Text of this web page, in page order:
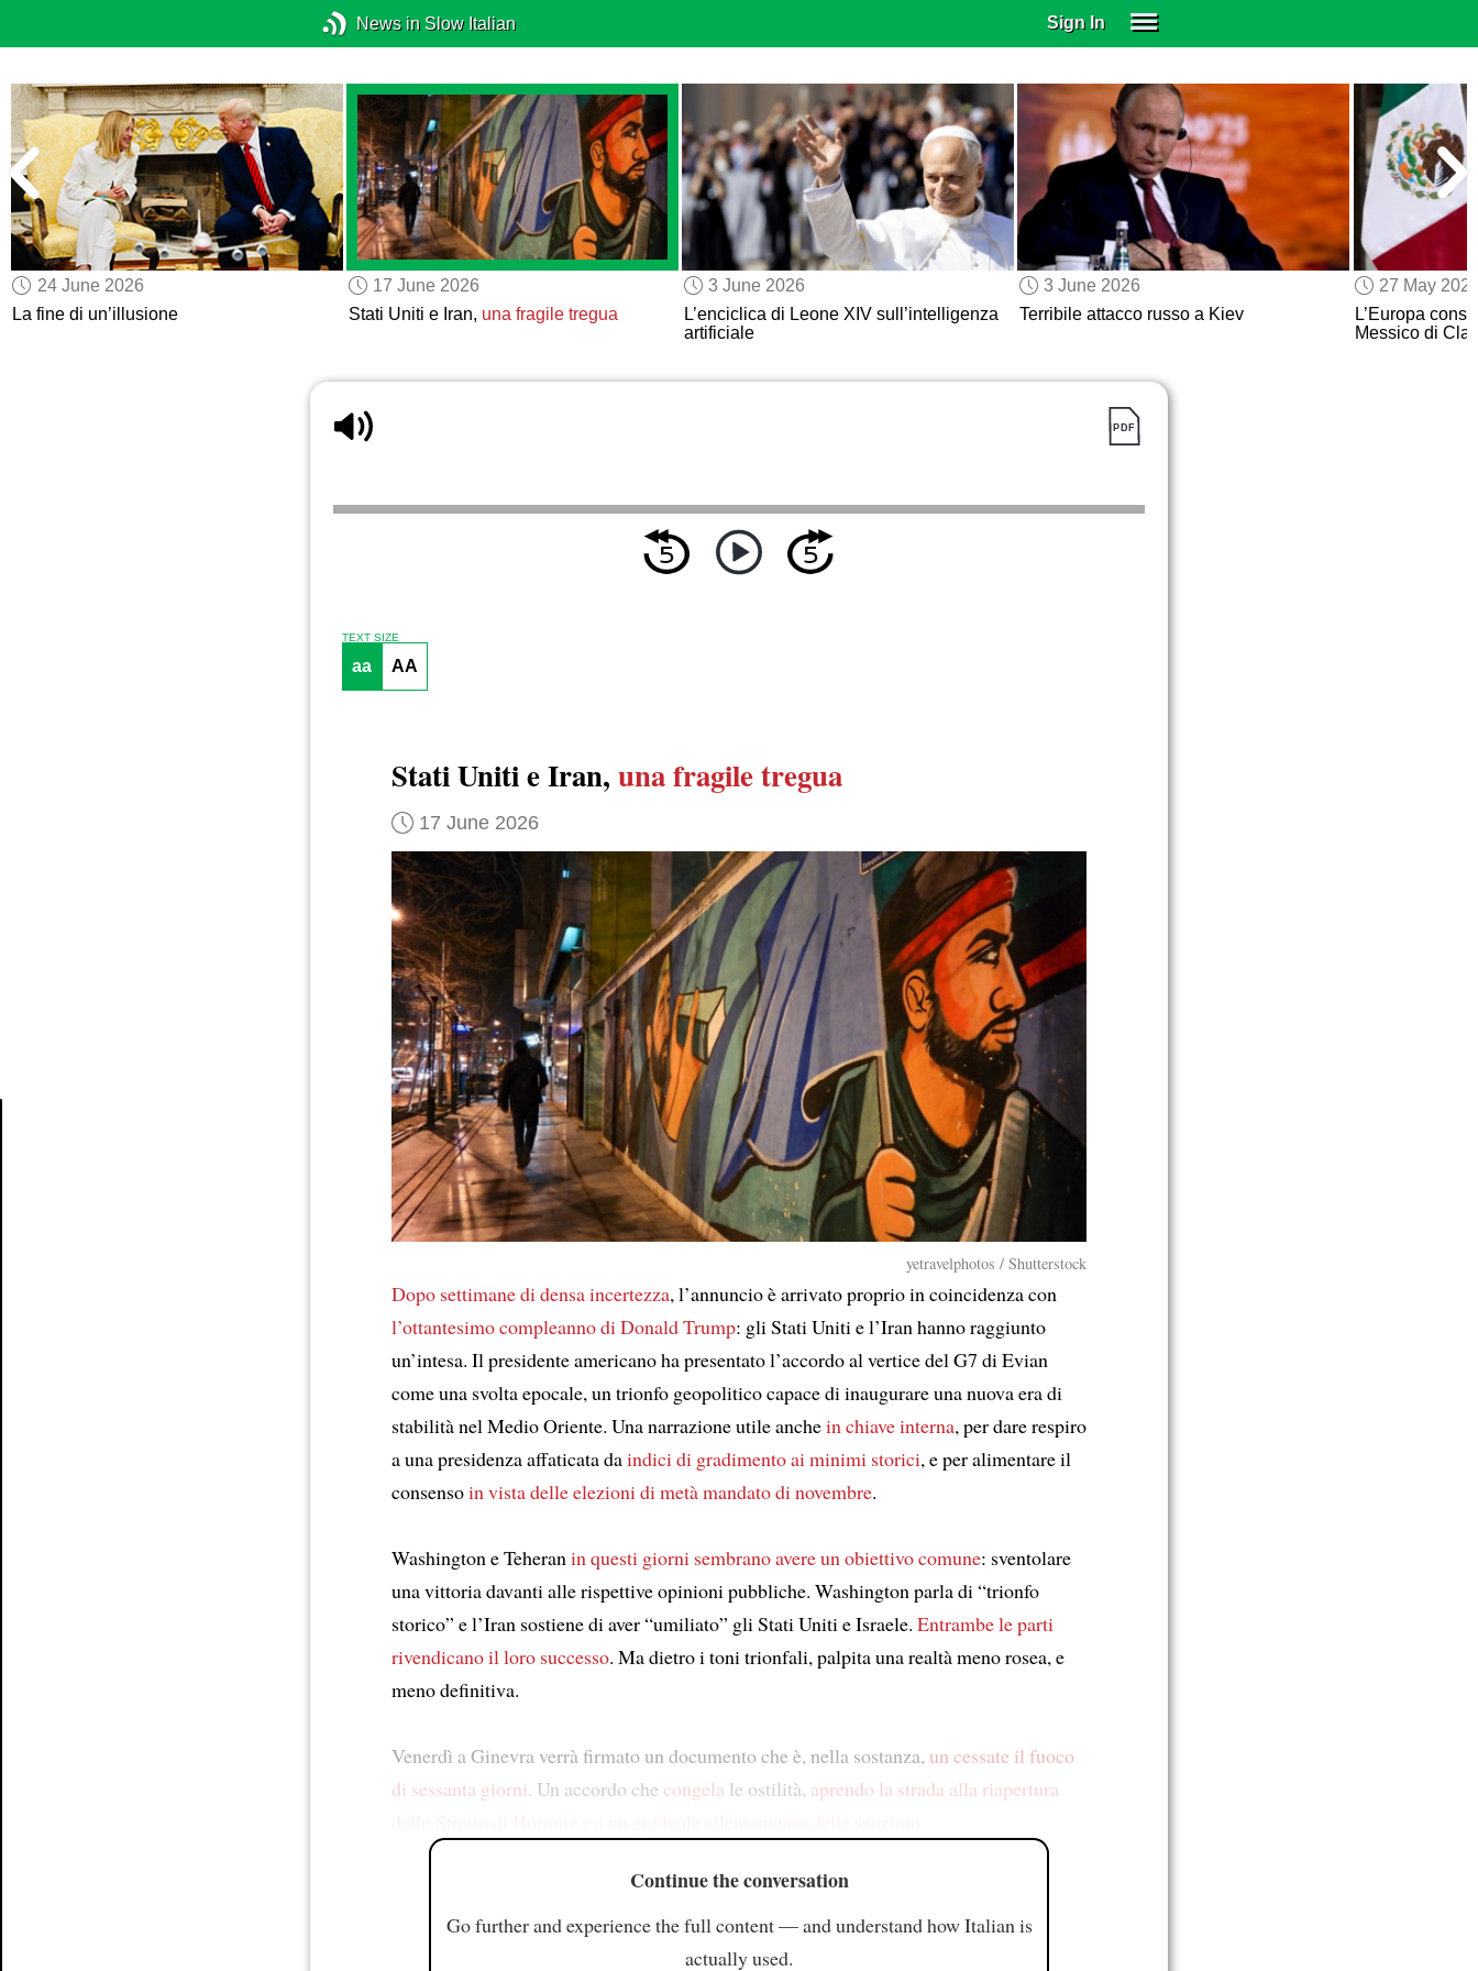
News in Slow Italian Sign In
SUBSCRIBE
EDUCATIONAL LICENSES
GIFT CARDS
OTHER LANGUAGES
ABOUT US
ALEXA
ADJUST COLORS
24 June 2026
La fine di un’illusione
17 June 2026
Stati Uniti e Iran, una fragile tregua
3 June 2026
L’enciclica di Leone XIV sull’intelligenza
artificiale
3 June 2026
Terribile attacco russo a Kiev
27 May
L’Europa
Messico di
TEXT SIZE
aa AA
Stati Uniti e Iran, una fragile tregua
17 June 2026
yetravelphotos / Shutterstock
Dopo settimane di densa incertezza, l’annuncio è arrivato proprio in coincidenza con
l’ottantesimo compleanno di Donald Trump: gli Stati Uniti e l’Iran hanno raggiunto
un’intesa. Il presidente americano ha presentato l’accordo al vertice del G7 di Evian
come una svolta epocale, un trionfo geopolitico capace di inaugurare una nuova era di
stabilità nel Medio Oriente. Una narrazione utile anchein chiave interna, per dare respiro
a una presidenza affaticata daindici di gradimento ai minimi storici, e per alimentare il
consensoin vista delle elezioni di metà mandato di novembre.
Washington e Teheran in questi giorni sembrano avere un obiettivo comune: sventolare
una vittoria davanti alle rispettive opinioni pubbliche. Washington parla di “trionfo
storico” e l’Iran sostiene di aver “umiliato” gli Stati Uniti e Israele. Entrambe le parti
rivendicano il loro successo. Ma dietro i toni trionfali, palpita una realtà meno rosea, e
meno definitiva.
Venerdì a Ginevra verrà firmato un documento che è, nella sostanza, un cessate il fuoco
di sessanta giorni. Un accordo che congela le ostilità, aprendo la strada alla riapertura
Continue the conversation
Go further and experience the full content — and understand how Italian is
actually used.